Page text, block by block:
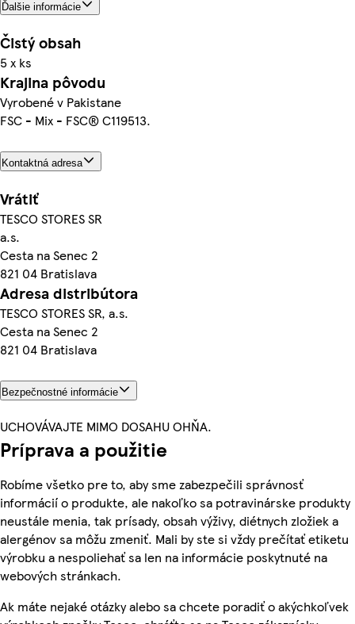
Ďalšie informácie
Čistý obsah
5 x ks
Krajina pôvodu
Vyrobené v Pakistane
FSC - Mix - FSC® C119513.
Kontaktná adresa
Vrátiť
TESCO STORES SR
a.s.
Cesta na Senec 2
821 04 Bratislava
Adresa distribútora
TESCO STORES SR, a.s.
Cesta na Senec 2
821 04 Bratislava
Bezpečnostné informácie
UCHOVÁVAJTE MIMO DOSAHU OHŇA.
Príprava a použitie
Robíme všetko pre to, aby sme zabezpečili správnosť
informácií o produkte, ale nakoľko sa potravinárske produkty
neustále menia, tak prísady, obsah výživy, diétnych zložiek a
alergénov sa môžu zmeniť. Mali by ste si vždy prečítať etiketu
výrobku a nespoliehať sa len na informácie poskytnuté na
webových stránkach.
Ak máte nejaké otázky alebo sa chcete poradiť o akýchkoľvek